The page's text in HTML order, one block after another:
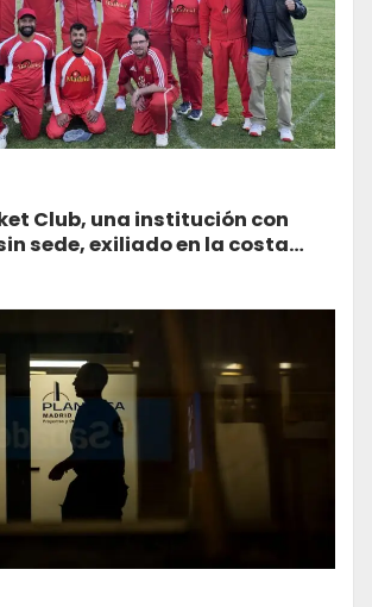
Club, una institución con
sede, exiliado en la costa